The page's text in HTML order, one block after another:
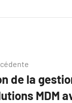
de la
MDM